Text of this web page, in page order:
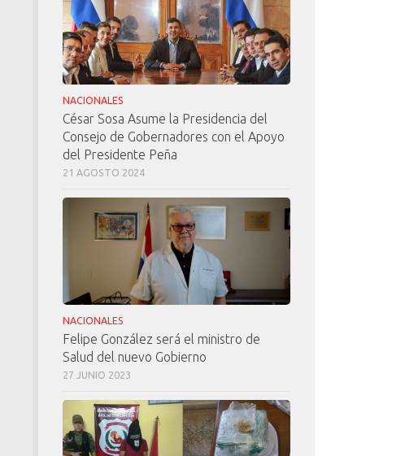
NACIONALES
César Sosa Asume la Presidencia del
Consejo de Gobernadores con el Apoyo
del Presidente Peña
21 AGOSTO 2024
NACIONALES
Felipe González será el ministro de
Salud del nuevo Gobierno
27 JUNIO 2023